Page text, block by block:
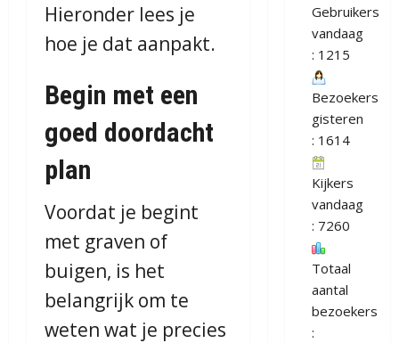
Hieronder lees je
hoe je dat aanpakt.
Begin met een
goed doordacht
plan
Voordat je begint
met graven of
buigen, is het
belangrijk om te
weten wat je precies
Gebruikers
vandaag
: 1215
Bezoekers
gisteren
: 1614
Kijkers
vandaag
: 7260
Totaal
aantal
bezoekers
: